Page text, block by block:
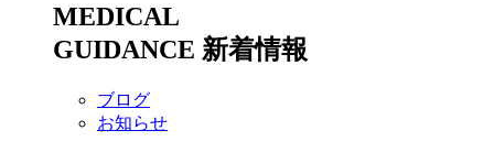
MEDICAL
GUIDANCE 新着情報
ブログ
お知らせ